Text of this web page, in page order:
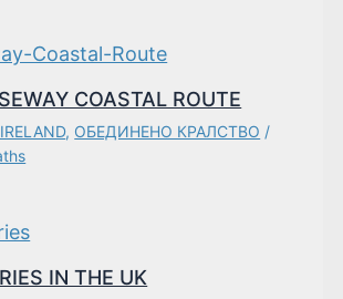
COASTAL ROUTE
, ОБЕДИНЕНО КРАЛСТВО /
IN THE UK